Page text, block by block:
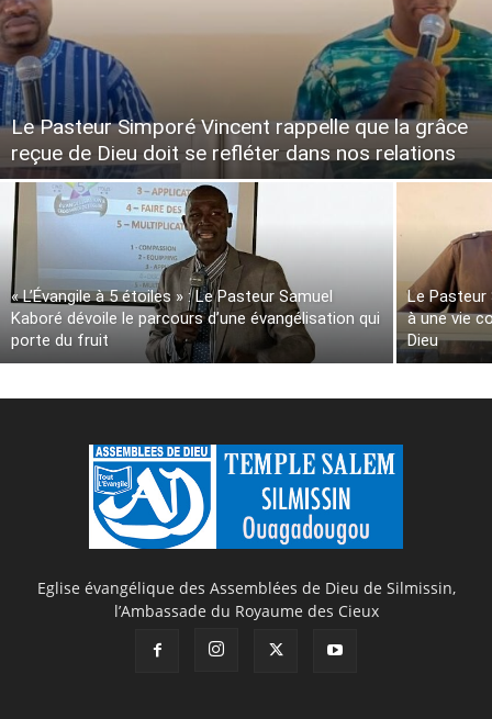
Le Pasteur Simporé Vincent rappelle que la grâce
reçue de Dieu doit se refléter dans nos relations
« L’Évangile à 5 étoiles » : Le Pasteur Samuel
Kaboré dévoile le parcours d’une évangélisation qui
porte du fruit
Le Pasteur
à une vie
Dieu
Eglise évangélique des Assemblées de Dieu de Silmissin,
l’Ambassade du Royaume des Cieux